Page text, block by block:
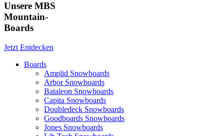
Unsere MBS
Mountain-
Boards
Jetzt Entdecken
Boards
Amplid Snowboards
Arbor Snowboards
Bataleon Snowboards
Capita Snowboards
Doubledeck Snowboards
Goodboards Snowboards
Jones Snowboards